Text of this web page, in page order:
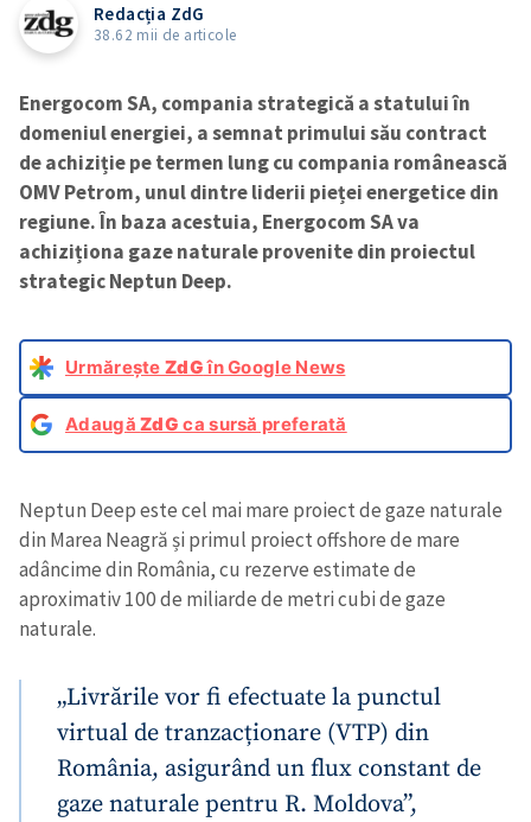
Redacția ZdG
38.62 mii de articole
Energocom SA, compania strategică a statului în
domeniul energiei, a semnat primului său contract
de achiziție pe termen lung cu compania românească
OMV Petrom, unul dintre liderii pieței energetice din
regiune. În baza acestuia, Energocom SA va
achiziționa gaze naturale provenite din proiectul
strategic Neptun Deep.
Urmărește ZdGîn Google News
AdaugăZdG ca sursă preferată
Neptun Deep este cel mai mare proiect de gaze naturale
din Marea Neagră și primul proiect offshore de mare
adâncime din România, cu rezerve estimate de
aproximativ 100 de miliarde de metri cubi de gaze
naturale.
„Livrările vor fi efectuate la punctul
virtual de tranzacționare (VTP) din
România, asigurând un flux constant de
gaze naturale pentru R. Moldova”,